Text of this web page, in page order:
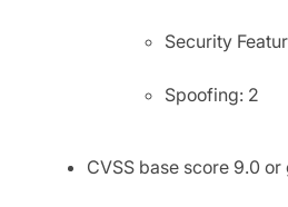
Security
Spoofing: 2
CVSS base score 9.0